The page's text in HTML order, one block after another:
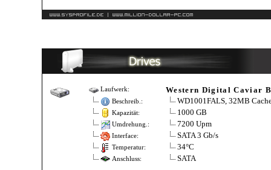
Laufwerk: Western Digital Caviar
Beschreib.: WD1001FALS, 32MB
Kapazität: 1000 GB
Umdrehung.: 7200 Upm
Interface: SATA 3 Gb/s
Temperatur: 34°C
Anschluss: SATA